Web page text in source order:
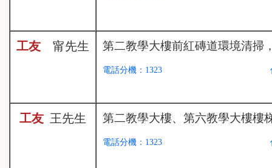
工友 甯先生 第二教學大樓前紅磚道環境清掃
電話分機：1323
工友 王先生 第二教學大樓、第六教學大樓樓
電話分機：1323